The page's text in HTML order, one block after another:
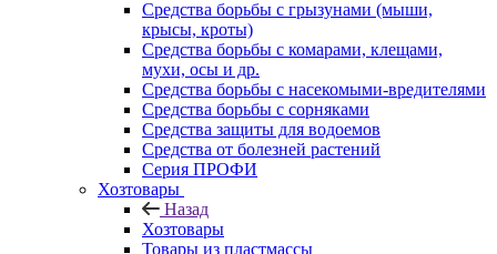
Средства борьбы с грызунами (мыши,
крысы, кроты)
Средства борьбы с комарами, клещами,
мухи, осы и др.
Средства борьбы с насекомыми-вредителями
Средства борьбы с сорняками
Средства защиты для водоемов
Средства от болезней растений
Серия ПРОФИ
Хозтовары
Назад
Хозтовары
Товары из пластмассы